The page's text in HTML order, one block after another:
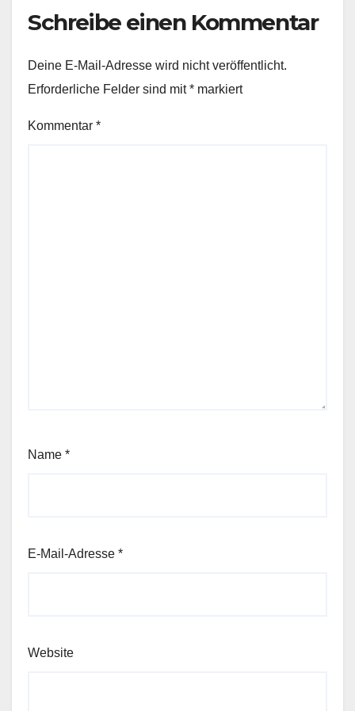
Schreibe einen Kommentar
Deine E-Mail-Adresse wird nicht veröffentlicht.
Erforderliche Felder sind mit* markiert
Kommentar *
Name *
E-Mail-Adresse *
Website